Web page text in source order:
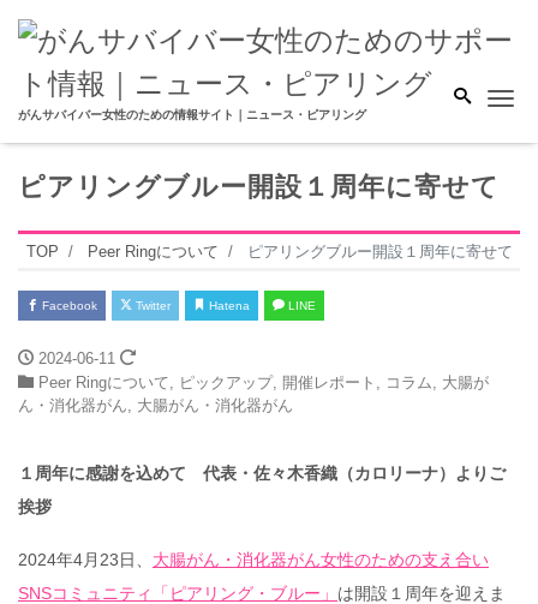
がんサバイバー女性のための情報サイト｜ニュース・ピアリング
ピアリングブルー開設１周年に寄せて
TOP Peer Ringについて ピアリングブルー開設１周年に寄せて
Facebook Twitter Hatena LINE
2024-06-11
Peer Ringについて, ピックアップ, 開催レポート , コラム, 大腸が
ん・消化器がん, 大腸がん・消化器がん
１周年に感謝を込めて 代表・佐々木香織（カロリーナ）よりご
挨拶
2024年4月23日、 大腸がん・消化器がん女性のための支え合い
SNSコミュニティ「ピアリング・ブルー」 は開設１周年を迎えま